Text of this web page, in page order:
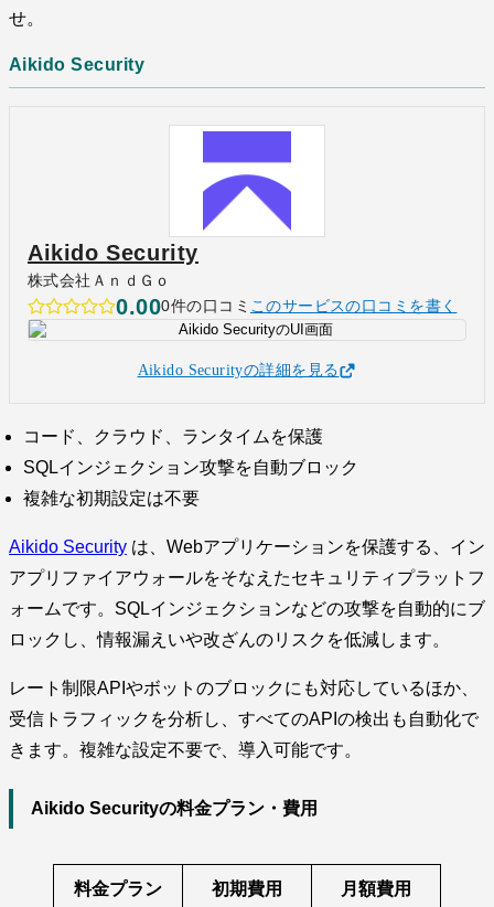
せ。
Aikido Security
Aikido Security
株式会社ＡｎｄＧｏ
0.000件の口コミ このサービスの口コミを書く
Aikido Securityの詳細を見る
コード、クラウド、ランタイムを保護
SQLインジェクション攻撃を自動ブロック
複雑な初期設定は不要
Aikido Security は、Webアプリケーションを保護する、イン
アプリファイアウォールをそなえたセキュリティプラットフ
ォームです。SQLインジェクションなどの攻撃を自動的にブ
ロックし、情報漏えいや改ざんのリスクを低減します。
レート制限APIやボットのブロックにも対応しているほか、
受信トラフィックを分析し、すべてのAPIの検出も自動化で
きます。複雑な設定不要で、導入可能です。
Aikido Securityの料金プラン・費用
料金プラン 初期費用 月額費用